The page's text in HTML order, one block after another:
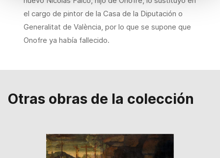
el cargo de pintor de la Casa de la Diputación o
Generalitat de València, por lo que se supone que
Onofre ya había fallecido.
Otras obras de la colección